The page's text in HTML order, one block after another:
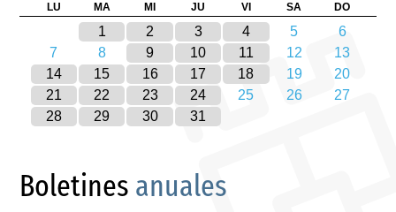
LU MA MI JU VI SA DO
1 2 3 4 5
6
7
8 9 10 11 12
13
14
15 16 17 18 19
20
21
22 23 24 25 26
27
28
29 30 31
Boletines anuales